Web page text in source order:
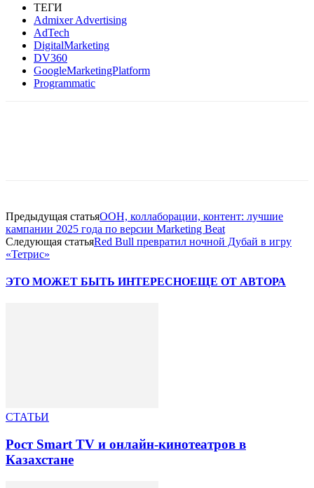
ТЕГИ
Admixer Advertising
AdTech
DigitalMarketing
DV360
GoogleMarketingPlatform
Programmatic
Предыдущая статьяOOH, коллаборации, контент: лучшие
кампании 2025 года по версии Marketing Beat
Следующая статьяRed Bull превратил ночной Дубай в игру
«Тетрис»
ЭТО МОЖЕТ БЫТЬ ИНТЕРЕСНОЕЩЕ ОТ АВТОРА
СТАТЬИ
Рост Smart TV и онлайн-кинотеатров в
Казахстане